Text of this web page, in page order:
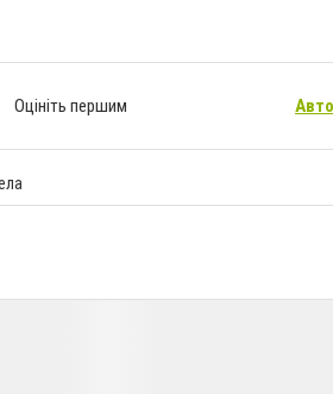
Оцініть першим